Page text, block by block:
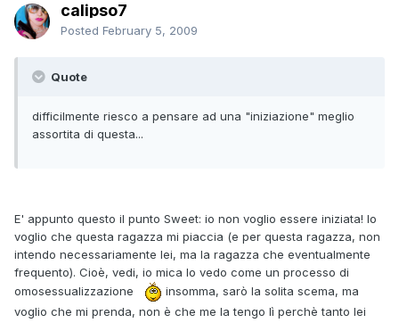
calipso7
Posted February 5, 2009
Quote
difficilmente riesco a pensare ad una "iniziazione" meglio
assortita di questa...
E' appunto questo il punto Sweet: io non voglio essere iniziata! Io
voglio che questa ragazza mi piaccia (e per questa ragazza, non
intendo necessariamente lei, ma la ragazza che eventualmente
frequento). Cioè, vedi, io mica lo vedo come un processo di
omosessualizzazione
insomma, sarò la solita scema, ma
voglio che mi prenda, non è che me la tengo lì perchè tanto lei